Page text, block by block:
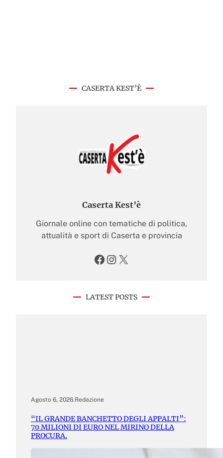
CASERTA KEST’È
Caserta Kest’è
Giornale online con tematiche di politica,
attualità e sport di Caserta e provincia
Facebook Instagram X
LATEST POSTS
Agosto 6, 2026.Redazione
“IL GRANDE BANCHETTO DEGLI APPALTI”:
70 MILIONI DI EURO NEL MIRINO DELLA
PROCURA.